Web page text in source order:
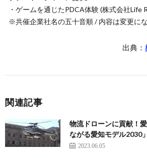
・ゲームを通じたPDCA体験 (株式会社Life
※共催企業社名の五十音順 / 内容は変更に
出典：
関連記事
物流ドローンに貢献！
ながる愛知モデル2030
2023.06.05